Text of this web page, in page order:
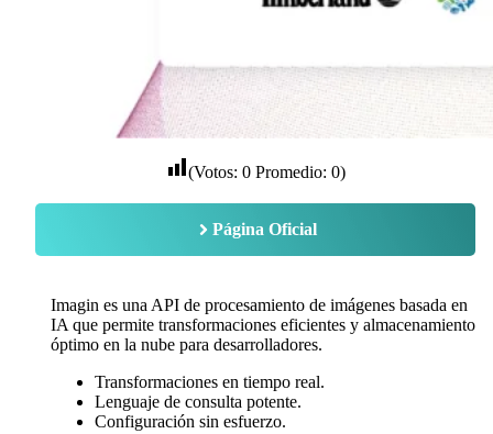
(Votos: 0Promedio: 0)
Página Oficial
Imagin es una API de procesamiento de imágenes basada en
IA que permite transformaciones eficientes y almacenamiento
óptimo en la nube para desarrolladores.
Transformaciones en tiempo real.
Lenguaje de consulta potente.
Configuración sin esfuerzo.